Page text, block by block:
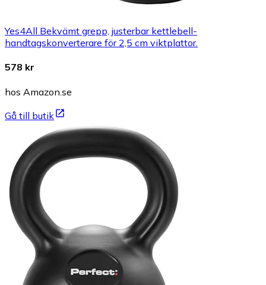
Yes4All Bekvämt grepp, justerbar kettlebell-
handtagskonverterare för 2,5 cm viktplattor.
578 kr
hos Amazon.se
Gå till butik